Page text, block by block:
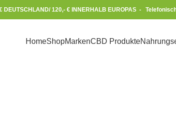
DEUTSCHLAND/ 120,- € INNERHALB EUROPAS -
HomeShopMarkenCBD Produkte